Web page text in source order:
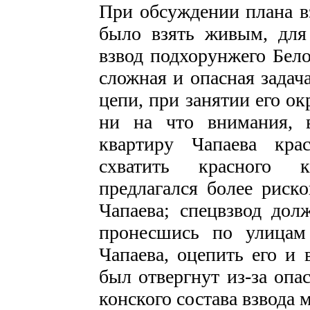
При обсуждении плана
было взять живым,
взвод подхорунжего
сложная и опасная
цепи, при занятии его
ни на что внимания,
квартиру Чапаева
схватить красного
предлагался более
Чапаева; спецвзвод
пронесшись по
Чапаева, оцепить его и
был отвергнут из-за
конского состава взвода